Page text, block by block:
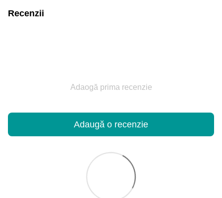
Recenzii
Adaogă prima recenzie
Adaugă o recenzie